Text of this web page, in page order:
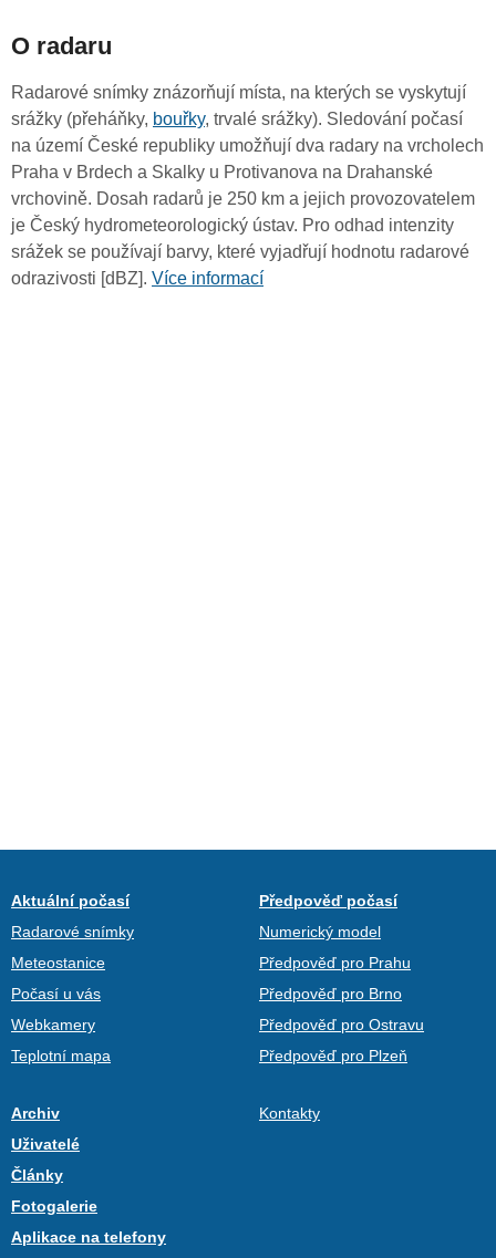
O radaru
Radarové snímky znázorňují místa, na kterých se vyskytují
srážky (přeháňky, bouřky, trvalé srážky). Sledování počasí
na území České republiky umožňují dva radary na vrcholech
Praha v Brdech a Skalky u Protivanova na Drahanské
vrchovině. Dosah radarů je 250 km a jejich provozovatelem
je Český hydrometeorologický ústav. Pro odhad intenzity
srážek se používají barvy, které vyjadřují hodnotu radarové
odrazivosti [dBZ]. Více informací
Aktuální počasí
Radarové snímky
Meteostanice
Počasí u vás
Webkamery
Teplotní mapa
Předpověď počasí
Numerický model
Předpověď pro Prahu
Předpověď pro Brno
Předpověď pro Ostravu
Předpověď pro Plzeň
Archiv
Uživatelé
Články
Fotogalerie
Aplikace na telefony
Kontakty